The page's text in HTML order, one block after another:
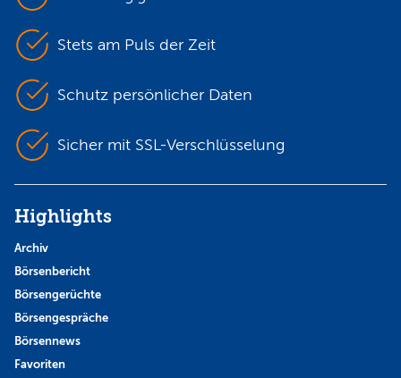
Stets am Puls der Zeit
Schutz persönlicher Daten
Sicher mit SSL-Verschlüsselung
Highlights
Archiv
Börsenbericht
Börsengerüchte
Börsengespräche
Börsennews
Favoriten